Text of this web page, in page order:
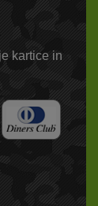
kartice in